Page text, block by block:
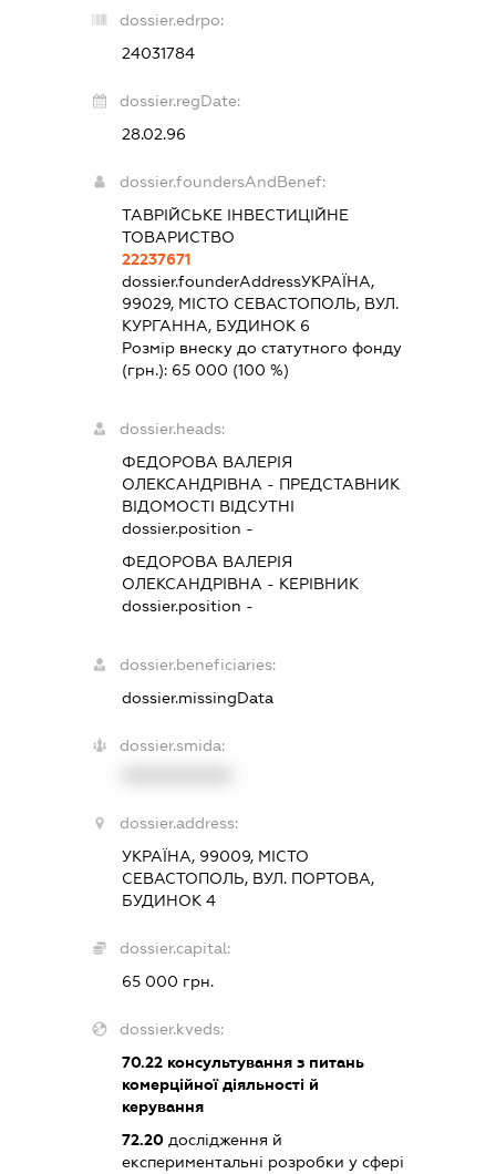
dossier.edrpo:
24031784
dossier.regDate:
28.02.96
dossier.foundersAndBenef:
ТАВРІЙСЬКЕ ІНВЕСТИЦІЙНЕ
ТОВАРИСТВО
22237671
dossier.founderAddressУКРАЇНА,
99029, МІСТО СЕВАСТОПОЛЬ, ВУЛ.
КУРГАННА, БУДИНОК 6
Розмір внеску до статутного фонду
(грн.): 65 000 (100 %)
dossier.heads:
ФЕДОРОВА ВАЛЕРІЯ
ОЛЕКСАНДРІВНА - ПРЕДСТАВНИК
ВІДОМОСТІ ВІДСУТНІ
dossier.position -
ФЕДОРОВА ВАЛЕРІЯ
ОЛЕКСАНДРІВНА - КЕРІВНИК
dossier.position -
dossier.beneficiaries:
dossier.missingData
dossier.smida:
dossier.address:
УКРАЇНА, 99009, МІСТО
СЕВАСТОПОЛЬ, ВУЛ. ПОРТОВА,
БУДИНОК 4
dossier.capital:
65 000 грн.
dossier.kveds:
70.22 консультування з питань
комерційної діяльності й
керування
72.20 дослідження й
експериментальні розробки у сфері